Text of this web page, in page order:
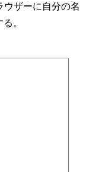
ウザーに自分の名
。